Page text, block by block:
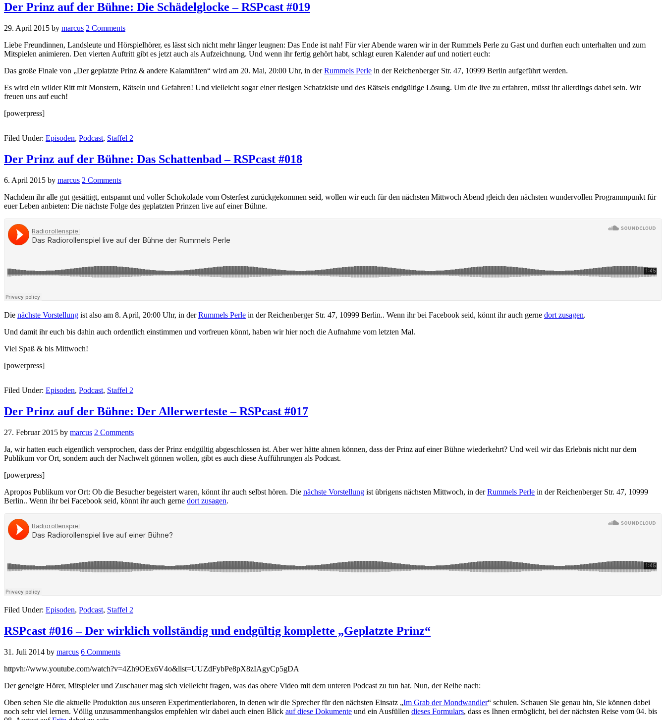
Der Prinz auf der Bühne: Die Schädelglocke – RSPcast #019
29. April 2015 by marcus 2 Comments
Liebe Freundinnen, Landsleute und Hörspielhörer, es lässt sich nicht mehr länger leugnen: Das Ende ist nah! Für vier Abende waren wir in der Rummels Perle zu Gast und durften euch unterhalten und zum
Mitspielen animieren. Den vierten Auftritt gibt es jetzt auch als Aufzeichnung. Und wenn ihr fertig gehört habt, schlagt euren Kalender auf und notiert euch:
Das große Finale von „Der geplatzte Prinz & andere Kalamitäten“ wird am 20. Mai, 20:00 Uhr, in derRummels Perle in der Reichenberger Str. 47, 10999 Berlin aufgeführt werden.
Es wird ein wilder Ritt mit Monstern, Rätseln und Gefahren! Und vielleicht sogar einer riesigen Schatzkiste und des Rätsels endgültige Lösung. Um die live zu erfahren, müsst ihr allerdings dabei sein. Wir
freuen uns auf euch!
[powerpress]
Filed Under: Episoden, Podcast, Staffel 2
Der Prinz auf der Bühne: Das Schattenbad – RSPcast #018
6. April 2015 by marcus 2 Comments
Nachdem ihr alle gut gesättigt, entspannt und voller Schokolade vom Osterfest zurückgekommen seid, wollen wir euch für den nächsten Mittwoch Abend gleich den nächsten wundervollen Programmpunkt für
euer Leben anbieten: Die nächste Folge des geplatzten Prinzen live auf einer Bühne.
Die nächste Vorstellung ist also am 8. April, 20:00 Uhr, in derRummels Perle in der Reichenberger Str. 47, 10999 Berlin.. Wenn ihr bei Facebook seid, könnt ihr auch gerne dort zusagen.
Und damit ihr euch bis dahin auch ordentlich einstimmen und vorfreuen könnt, haben wir hier noch die Aufnahme vom letzten Mal.
Viel Spaß & bis Mittwoch!
[powerpress]
Filed Under: Episoden, Podcast, Staffel 2
Der Prinz auf der Bühne: Der Allerwerteste – RSPcast #017
27. Februar 2015 by marcus 2 Comments
Ja, wir hatten euch eigentlich versprochen, dass der Prinz endgültig abgeschlossen ist. Aber wer hätte ahnen können, dass der Prinz auf einer Bühne wiederkehrt? Und weil wir das Erlebnis nicht nur dem
Publikum vor Ort, sondern auch der Nachwelt gönnen wollen, gibt es auch diese Aufführungen als Podcast.
[powerpress]
Apropos Publikum vor Ort: Ob die Besucher begeistert waren, könnt ihr auch selbst hören. Die nächste Vorstellung ist übrigens nächsten Mittwoch, in derRummels Perle in der Reichenberger Str. 47, 10999
Berlin.. Wenn ihr bei Facebook seid, könnt ihr auch gerne dort zusagen.
Filed Under: Episoden, Podcast, Staffel 2
RSPcast #016 – Der wirklich vollständig und endgültig komplette „Geplatzte Prinz“
31. Juli 2014 by marcus 6 Comments
httpvh://www.youtube.com/watch?v=4Zh9OEx6V4o&list=UUZdFybPe8pX8zIAgyCp5gDA
Der geneigte Hörer, Mitspieler und Zuschauer mag sich vielleicht fragen, was das obere Video mit dem unteren Podcast zu tun hat. Nun, der Reihe nach:
Oben sehen Sie die aktuelle Produktion aus unseren Experimentierlaboren, in denen wir die Sprecher für den nächsten Einsatz „Im Grab der Mondwandler“ schulen. Schauen Sie genau hin, Sie können dabei
noch sehr viel lernen. Völlig unzusammenhangslos empfehlen wir dabei auch einen Blick auf diese Dokumente und ein Ausfüllen dieses Formulars, dass es Ihnen ermöglicht, bei der nächsten Reise vom 04. bis